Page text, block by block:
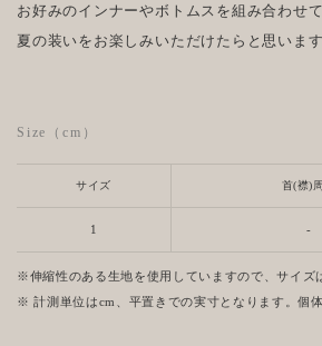
お好みのインナーやボトムスを組み合わせて
夏の装いをお楽しみいただけたらと思います
Size（cm）
サイズ 首(襟)
1 -
※伸縮性のある生地を使用していますので、サイズ
※ 計測単位はcm、平置きでの実寸となります。個